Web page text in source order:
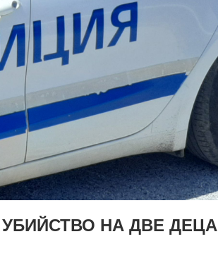
НА ДВЕ ДЕЦА